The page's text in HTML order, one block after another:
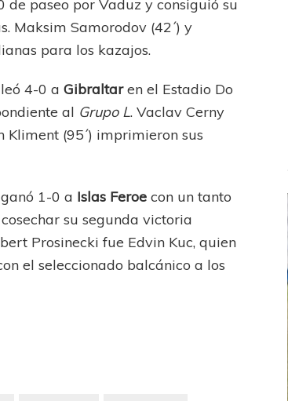
de paseo por Vaduz y consiguió su
Maksim Samorodov (42´) y
para los kazajos.
4-0 aGibraltaren el Estadio Do
al Grupo L. Vaclav Cerny
Kliment (95´) imprimieron sus
1-0 a Islas Feroe con un tanto
su segunda victoria
Prosinecki fue Edvin Kuc, quien
el seleccionado balcánico a los
PSG celebró el bicampeonato